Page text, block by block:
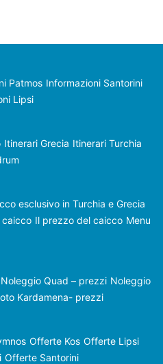
Patmos Informazioni Santorini
Lipsi
Itinerari Grecia Itinerari Turchia
esclusivo in Turchia e Grecia
caicco Il prezzo del caicco Menu
Noleggio Quad – prezzi Noleggio
Kardamena- prezzi
Offerte Kos Offerte Lipsi
Offerte Santorini